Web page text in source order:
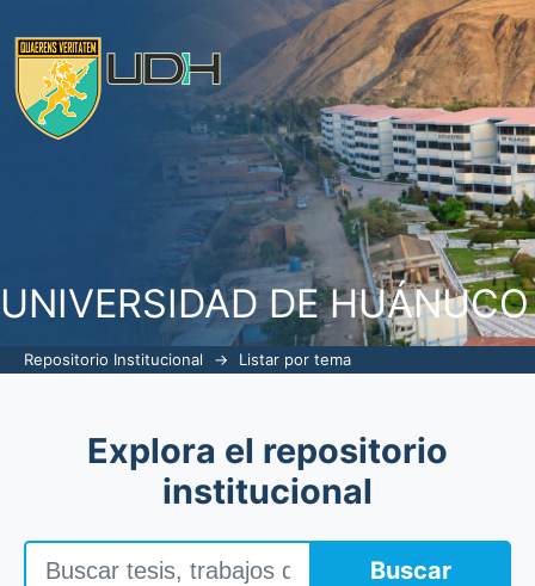
UNIVERSIDAD DE HUÁNUCO
Listar por tema "abastecimiento"
Repositorio Institucional → Listar por tema
Explora el repositorio
institucional
Buscar